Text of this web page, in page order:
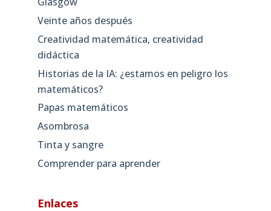
Veinte años después
Creatividad matemática, creatividad
didáctica
Historias de la IA: ¿estamos en peligro los
matemáticos?
Papas matemáticos
Asombrosa
Tinta y sangre
Comprender para aprender
Enlaces